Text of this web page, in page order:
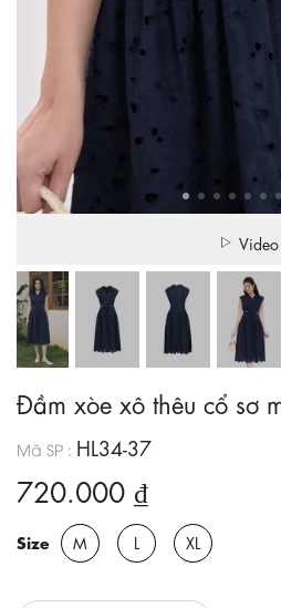
Video
Đầm xòe xô thêu cổ sơ
Mã SP : HL34-37
720.000 ₫
Size M L XL